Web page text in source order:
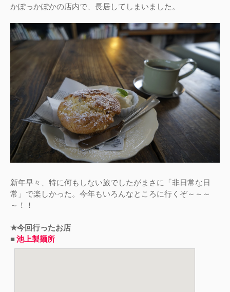
かぽっかぽかの店内で、長居してしまいました。
新年早々、特に何もしない旅でしたがまさに「非日常な日
常」で楽しかった。今年もいろんなところに行くぞ～～～
～！！
★今回行ったお店
■池上製麺所